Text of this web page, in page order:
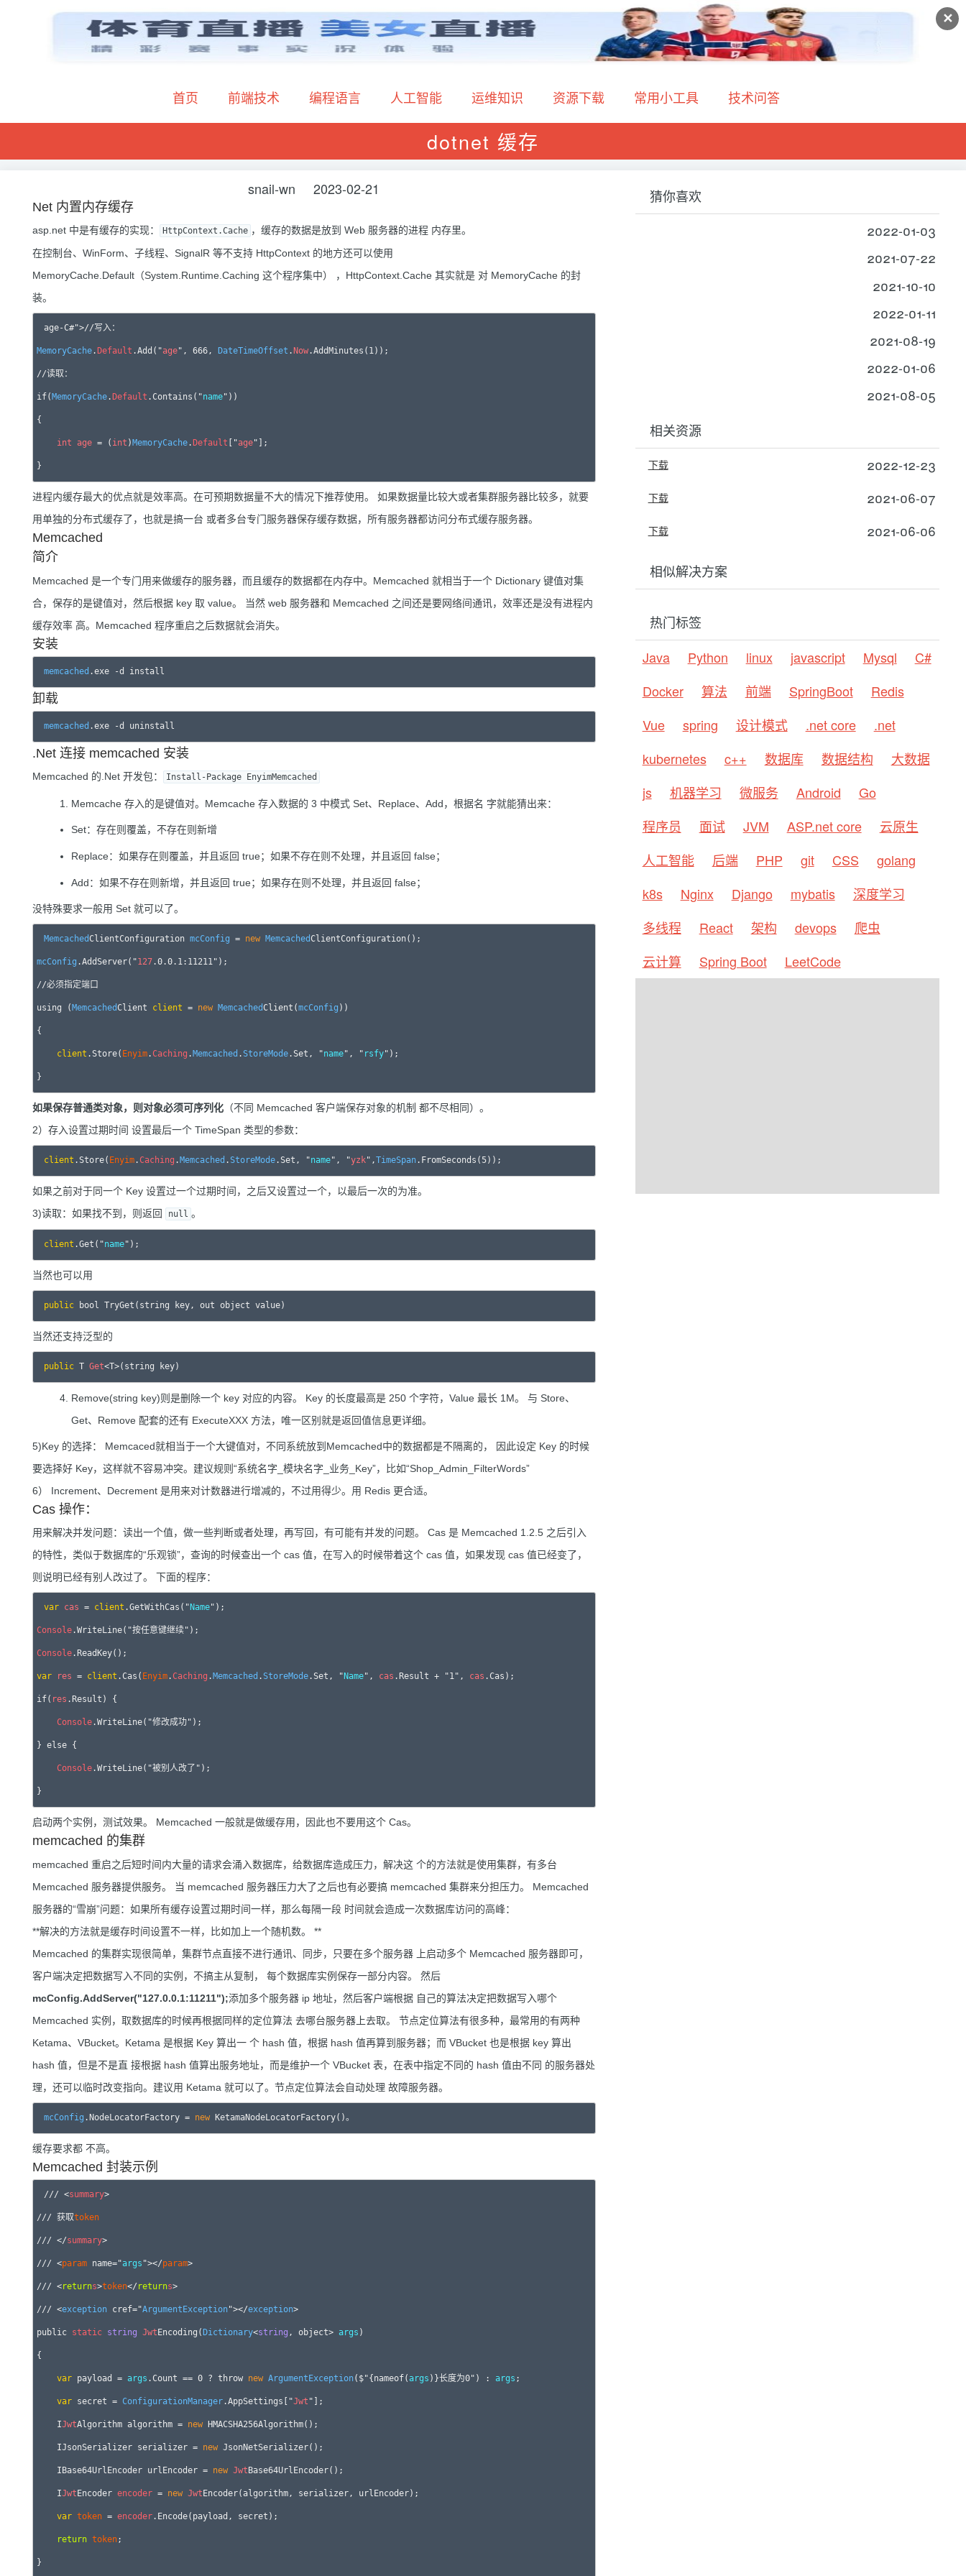
✕
首页 前端技术 编程语言 人工智能 运维知识 资源下载 常用小工具 技术问答
dotnet 缓存
snail-wn 2023-02-21
Net 内置内存缓存
asp.net 中是有缓存的实现： HttpContext.Cache ，缓存的数据是放到 Web 服务器的进程 内存里。
在控制台、WinForm、子线程、SignalR 等不支持 HttpContext 的地方还可以使用
MemoryCache.Default（System.Runtime.Caching 这个程序集中） ，HttpContext.Cache 其实就是 对 MemoryCache 的封
装。
MemoryCache. Default .Add("age", 666, DateTimeOffset . Now.AddMinutes(1));
//读取：
if( MemoryCache. Default .Contains("name"))
{
int age = ( int ) MemoryCache. Default ["age"];
进程内缓存最大的优点就是效率高。在可预期数据量不大的情况下推荐使用。 如果数据量比较大或者集群服务器比较多，就要
用单独的分布式缓存了，也就是搞一台 或者多台专门服务器保存缓存数据，所有服务器都访问分布式缓存服务器。
Memcached
简介
Memcached 是一个专门用来做缓存的服务器，而且缓存的数据都在内存中。Memcached 就相当于一个 Dictionary 键值对集
合，保存的是键值对，然后根据 key 取 value。 当然 web 服务器和 Memcached 之间还是要网络间通讯，效率还是没有进程内
缓存效率 高。Memcached 程序重启之后数据就会消失。
安装
memcached
卸载
memcached
.Net 连接 memcached 安装
Memcached 的.Net 开发包： Install-Package EnyimMemcached
Memcache 存入的是键值对。Memcache 存入数据的 3 中模式 Set、Replace、Add，根据名 字就能猜出来：
Set：存在则覆盖，不存在则新增
Replace：如果存在则覆盖，并且返回 true；如果不存在则不处理，并且返回 false；
Add：如果不存在则新增，并且返回 true；如果存在则不处理，并且返回 false；
没特殊要求一般用 Set 就可以了。
MemcachedClientConfiguration mcConfig = new Memcached
mcConfig .AddServer("127.0.0.1:11211");
//必须指定端口
using ( MemcachedClient client = new MemcachedClient(mcConfig ))
{
client .Store( Enyim.Caching . Memcached . StoreMode.Set, "name", " rsfy");
如果保存普通类对象，则对象必须可序列化 （不同 Memcached 客户端保存对象的机制 都不尽相同）。
2）存入设置过期时间 设置最后一个 TimeSpan 类型的参数：
client .Store( Enyim.Caching . Memcached . StoreMode.Set, "name", "yzk",TimeSpan
如果之前对于同一个 Key 设置过一个过期时间，之后又设置过一个，以最后一次的为准。
3)读取：如果找不到，则返回
null 。
client .Get("name
当然也可以用
public
当然还支持泛型的
public T Get
Remove(string key)则是删除一个 key 对应的内容。 Key 的长度最高是 250 个字符，Value 最长 1M。 与 Store、
Get、Remove 配套的还有 ExecuteXXX 方法，唯一区别就是返回值信息更详细。
5)Key 的选择： Memcaced就相当于一个大键值对，不同系统放到Memcached中的数据都是不隔离的， 因此设定 Key 的时候
要选择好 Key，这样就不容易冲突。建议规则“系统名字_模块名字_业务_Key”，比如“Shop_Admin_FilterWords”
6） Increment、Decrement 是用来对计数器进行增减的，不过用得少。用 Redis 更合适。
Cas 操作：
用来解决并发问题：读出一个值，做一些判断或者处理，再写回，有可能有并发的问题。 Cas 是 Memcached 1.2.5 之后引入
的特性，类似于数据库的“乐观锁”，查询的时候查出一个 cas 值，在写入的时候带着这个 cas 值，如果发现 cas 值已经变了，
则说明已经有别人改过了。 下面的程序：
var cas = client .GetWithCas(" Name
Console
Console
var res = client .Cas( Enyim.Caching . Memcached . StoreMode.Set, " Name", cas .Result + "1", cas .Cas);
if( res .Result) {
Console.WriteLine("修改成功");
} else {
Console.WriteLine("被别人改了");
启动两个实例，测试效果。 Memcached 一般就是做缓存用，因此也不要用这个 Cas。
memcached 的集群
memcached 重启之后短时间内大量的请求会涌入数据库，给数据库造成压力，解决这 个的方法就是使用集群，有多台
Memcached 服务器提供服务。 当 memcached 服务器压力大了之后也有必要搞 memcached 集群来分担压力。 Memcached
服务器的“雪崩”问题：如果所有缓存设置过期时间一样，那么每隔一段 时间就会造成一次数据库访问的高峰：
**解决的方法就是缓存时间设置不一样，比如加上一个随机数。 **
Memcached 的集群实现很简单，集群节点直接不进行通讯、同步，只要在多个服务器 上启动多个 Memcached 服务器即可，
客户端决定把数据写入不同的实例，不搞主从复制， 每个数据库实例保存一部分内容。 然后
mcConfig.AddServer("127.0.0.1:11211");添加多个服务器 ip 地址，然后客户端根据 自己的算法决定把数据写入哪个
Memcached 实例，取数据库的时候再根据同样的定位算法 去哪台服务器上去取。 节点定位算法有很多种，最常用的有两种
Ketama、VBucket。Ketama 是根据 Key 算出一 个 hash 值，根据 hash 值再算到服务器；而 VBucket 也是根据 key 算出
hash 值，但是不是直 接根据 hash 值算出服务地址，而是维护一个 VBucket 表，在表中指定不同的 hash 值由不同 的服务器处
理，还可以临时改变指向。建议用 Ketama 就可以了。节点定位算法会自动处理 故障服务器。
mcConfig .NodeLocatorFactory = new
缓存要求都 不高。
Memcached 封装示例
/// <summary>
/// 获取token
/// </summary>
/// <param name="args "></param>
/// <returns>token</ returns>
/// <exception cref="ArgumentException"></exception>
public static string JwtEncoding(Dictionary<string , object> args )
{
var payload = args .Count == 0 ? throw new ArgumentException($"{nameof( args )}长度为0") : args ;
var secret = ConfigurationManager.AppSettings["Jwt "];
    I
JwtAlgorithm algorithm = new HMACSHA256Algorithm();
    IJsonSerializer serializer =
new JsonNetSerializer();
    IBase64UrlEncoder urlEncoder =
new JwtBase64UrlEncoder();
    I
JwtEncoder encoder = new JwtEncoder(algorithm, serializer, urlEncoder);
var token = encoder.Encode(payload, secret);
return token;
}
猜你喜欢
2022-01-03
2021-07-22
2021-10-10
2022-01-11
2021-08-19
2022-01-06
2021-08-05
相关资源
下载 2022-12-23
下载 2021-06-07
下载 2021-06-06
相似解决方案
热门标签
Java
Python linux javascript Mysql
C#
Docker
算法 前端 SpringBoot
Redis
Vue
spring 设计模式 .net core
.net
kubernetes
c++ 数据库 数据结构
大数据
js
机器学习 微服务 Android
Go
程序员
面试 JVM ASP.net core
云原生
人工智能
后端 PHP git CSS
golang
k8s
Nginx Django mybatis
深度学习
多线程
React 架构 devops
爬虫
云计算
Spring Boot LeetCode